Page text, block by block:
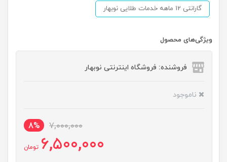
گارانتی 12 ماهه خدمات طلایی نوبهار
ویژگی‌های محصول
فروشنده: فروشگاه اینترنتی نوبهار
ناموجود
7,000,000
8%
6,500,000 تومان